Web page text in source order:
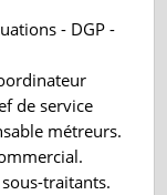
- DGP -
de service
métreurs.
traitants.